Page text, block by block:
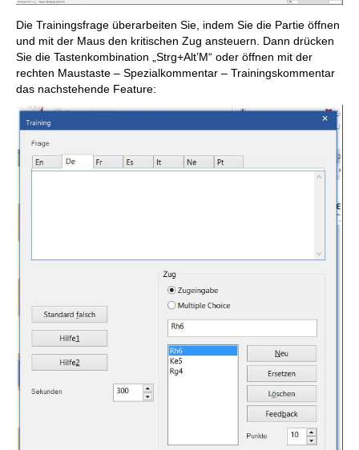
Die Trainingsfrage überarbeiten Sie, indem Sie die Partie öffnen
und mit der Maus den kritischen Zug ansteuern. Dann drücken
Sie die Tastenkombination „Strg+Alt’M“ oder öffnen mit der
rechten Maustaste – Spezialkommentar – Trainingskommentar
das nachstehende Feature: